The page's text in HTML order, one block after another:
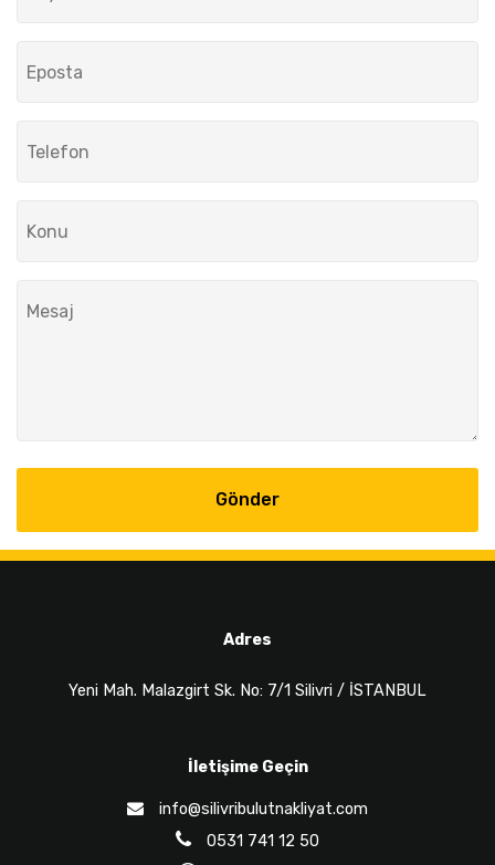
Gönder
Adres
Yeni Mah. Malazgirt Sk. No: 7/1 Silivri / İSTANBUL
İletişime Geçin
info@silivribulutnakliyat.com
0531 741 12 50